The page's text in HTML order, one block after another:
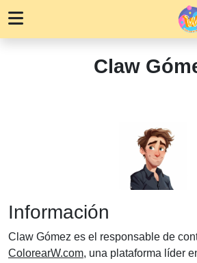
Claw
Información
Claw Gómez es el responsable de
ColorearW.com, una plataforma líder